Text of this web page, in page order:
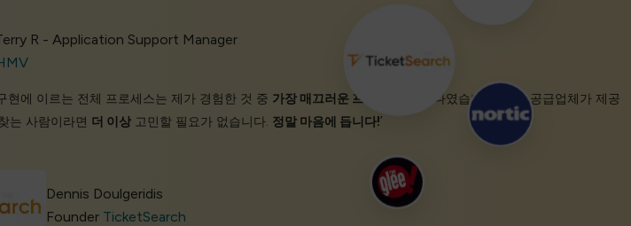
R - Application Support Manager
현에 이르는 전체 프로세스는 제가 경험한 것 중 가장 매끄러운 프로세스
중 하나였습니다. 이전 공급업체가 제공
는 사람이라면 더 이상 고민할 필요가 없습니다. 정말 마음에 듭니다!’
Dennis Doulgeridis
Founder TicketSearch